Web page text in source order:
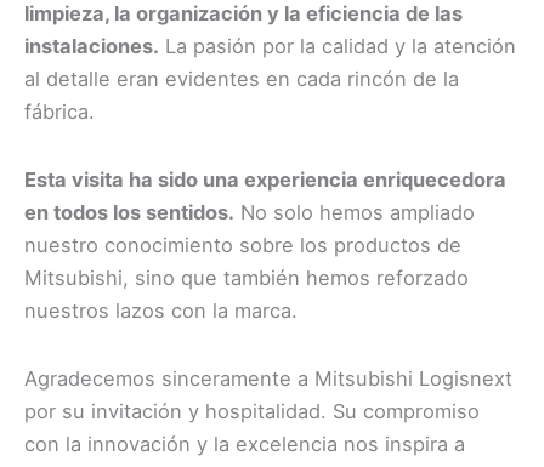
limpieza, la organización y la eficiencia de las
instalaciones. La pasión por la calidad y la atención
al detalle eran evidentes en cada rincón de la
fábrica.
Esta visita ha sido una experiencia enriquecedora
en todos los sentidos. No solo hemos ampliado
nuestro conocimiento sobre los productos de
Mitsubishi, sino que también hemos reforzado
nuestros lazos con la marca.
Agradecemos sinceramente a Mitsubishi Logisnext
por su invitación y hospitalidad. Su compromiso
con la innovación y la excelencia nos inspira a